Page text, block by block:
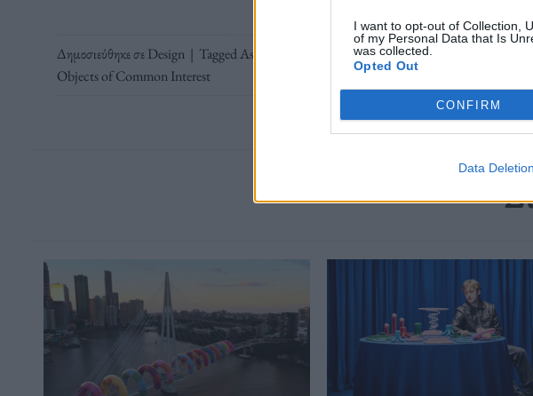
I want to opt-out of Collection,
of my Personal Data that Is
was collected.
Opted Out
CONFIRM
Data Deletion
Δημοσιεύθηκε σεDesign | TaggedAsk Me if I Believe in the Future,Design
Objects of Common Interest